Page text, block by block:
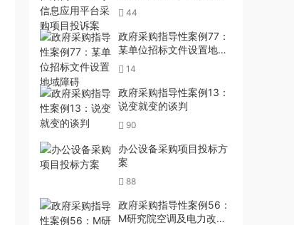
目投诉案
44
政府采购指导性案例77：
某单位招标文件设置地域
障碍
14
政府采购指导性案例13：
说变就变的谈判
90
办公设备采购项目投标方
案
88
政府采购指导性案例56：
M研究院空调及电力改造